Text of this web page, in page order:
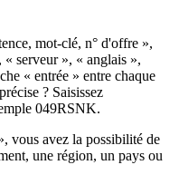
mot-clé, n° d'offre »,
serveur », « anglais »,
« entrée » entre chaque
? Saisissez
049RSNK.
vous avez la possibilité de
une région, un pays ou